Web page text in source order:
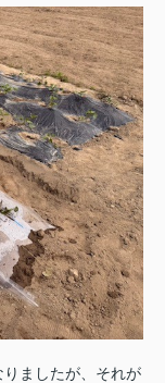
ましたが、それが